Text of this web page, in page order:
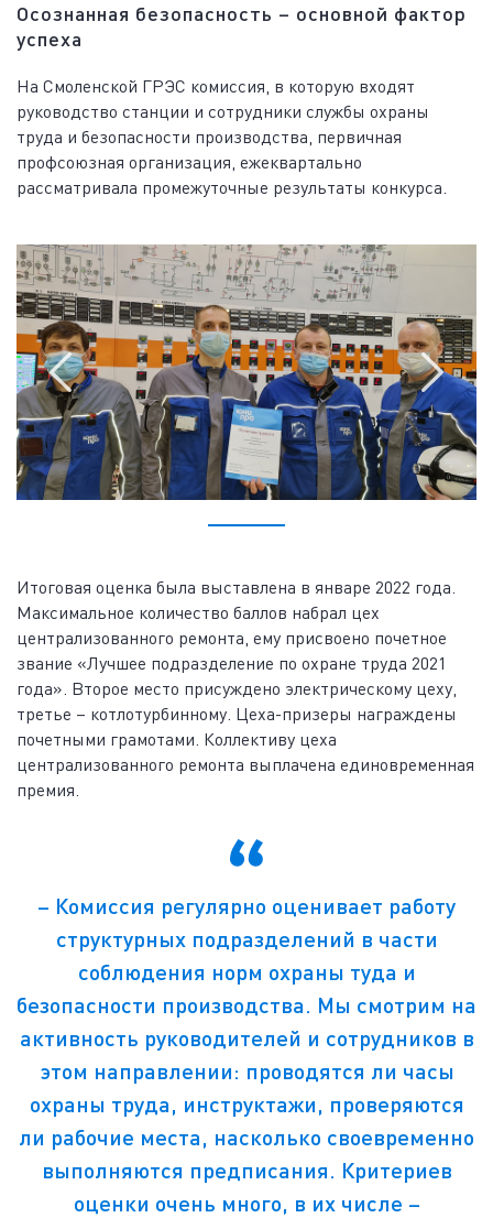
Осознанная безопасность – основной фактор
успеха
На Смоленской ГРЭС комиссия, в которую входят
руководство станции и сотрудники службы охраны
труда и безопасности производства, первичная
профсоюзная организация, ежеквартально
рассматривала промежуточные результаты конкурса.
Итоговая оценка была выставлена в январе 2022 года.
Максимальное количество баллов набрал цех
централизованного ремонта, ему присвоено почетное
звание «Лучшее подразделение по охране труда 2021
года». Второе место присуждено электрическому цеху,
третье – котлотурбинному. Цеха-призеры награждены
почетными грамотами. Коллективу цеха
централизованного ремонта выплачена единовременная
премия.
– Комиссия регулярно оценивает работу
структурных подразделений в части
соблюдения норм охраны туда и
безопасности производства. Мы смотрим на
активность руководителей и сотрудников в
этом направлении: проводятся ли часы
охраны труда, инструктажи, проверяются
ли рабочие места, насколько своевременно
выполняются предписания. Критериев
оценки очень много, в их числе –